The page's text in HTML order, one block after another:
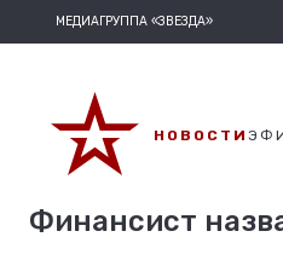
МЕДИАГРУППА «ЗВЕЗДА»
НОВОСТИ
Финансист